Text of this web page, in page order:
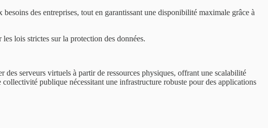
des entreprises, tout en garantissant une disponibilité maximale grâce à
lois strictes sur la protection des données.
serveurs virtuels à partir de ressources physiques, offrant une scalabilité
publique nécessitant une infrastructure robuste pour des applications